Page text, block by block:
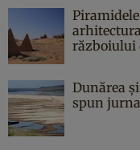
războiului
Dunărea
spun